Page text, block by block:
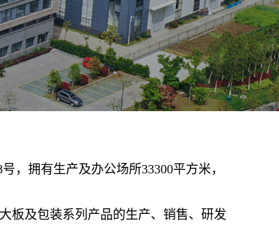
，拥有生产及办公场所33300平方米，
板及包装系列产品的生产、销售、研发